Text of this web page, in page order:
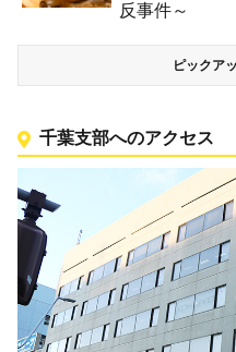
反事件～
ピックア
千葉支部へのアクセス